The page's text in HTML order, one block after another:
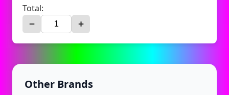
Total:
− +
Other Brands